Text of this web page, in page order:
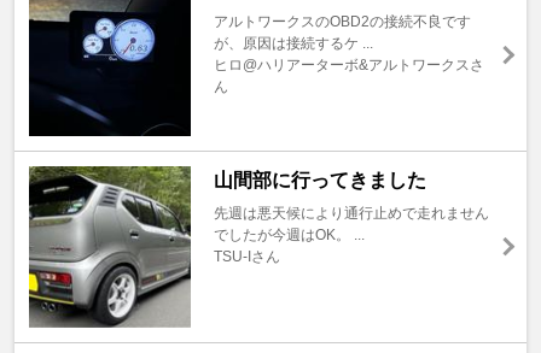
アルトワークスのOBD2の接続不良です
が、原因は接続するケ ...
ヒロ@ハリアーターボ&アルトワークスさ
ん
山間部に行ってきました
先週は悪天候により通行止めで走れません
でしたが今週はOK。 ...
TSU-Iさん